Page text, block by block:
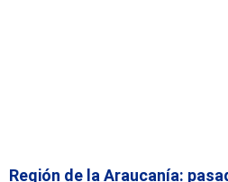
Región de la Araucanía: